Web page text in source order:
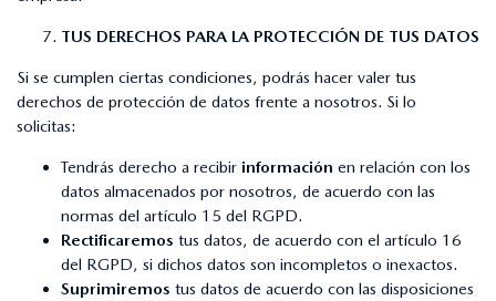
TUS DERECHOS PARA LA PROTECCIÓN DE TUS DATOS
Si se cumplen ciertas condiciones, podrás hacer valer tus
derechos de protección de datos frente a nosotros. Si lo
solicitas:
Tendrás derecho a recibir información en relación con los
datos almacenados por nosotros, de acuerdo con las
normas del artículo 15 del RGPD.
Rectificaremos tus datos, de acuerdo con el artículo 16
del RGPD, si dichos datos son incompletos o inexactos.
Suprimiremos tus datos de acuerdo con las disposiciones